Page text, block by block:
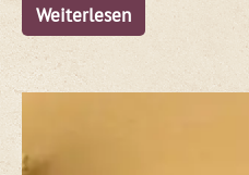
Weiterlesen